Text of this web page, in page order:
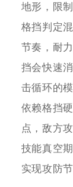
地形，限
格挡判定
节奏，耐
挡会快速
击循环的
依赖格挡
点，敌方
技能真空
实现攻防